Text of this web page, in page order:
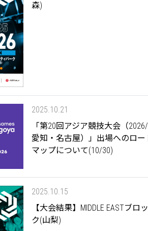
森)
2025.10.21
「第20回アジア競技大会（2026/
愛知・名古屋）」出場へのロー
マップについて(10/30)
2025.10.15
【大会結果】MIDDLE EASTブロッ
ク(山梨)